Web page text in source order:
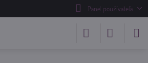
Panel používateľa